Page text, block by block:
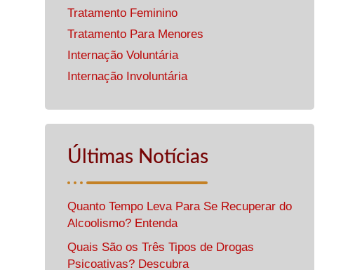
Tratamento Feminino
Tratamento Para Menores
Internação Voluntária
Internação Involuntária
Últimas Notícias
Quanto Tempo Leva Para Se Recuperar do
Alcoolismo? Entenda
Quais São os Três Tipos de Drogas
Psicoativas? Descubra